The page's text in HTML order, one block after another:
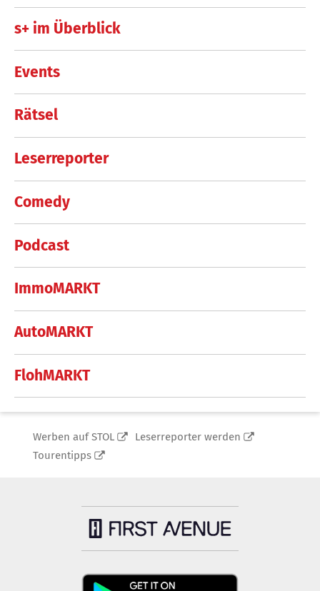
s+ im Überblick
Events
Rätsel
Leserreporter
Comedy
Podcast
ImmoMARKT
AutoMARKT
FlohMARKT
Werben auf STOL
Leserreporter werden
Tourentipps